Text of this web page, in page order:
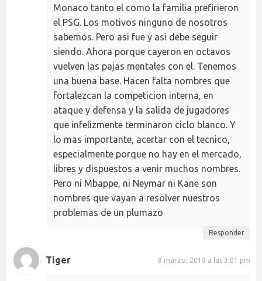
Monaco tanto el como la familia prefirieron
el PSG. Los motivos ninguno de nosotros
sabemos. Pero asi fue y asi debe seguir
siendo. Ahora porque cayeron en octavos
vuelven las pajas mentales con el. Tenemos
una buena base. Hacen falta nombres que
fortalezcan la competicion interna, en
ataque y defensa y la salida de jugadores
que infelizmente terminaron ciclo blanco. Y
lo mas importante, acertar con el tecnico,
especialmente porque no hay en el mercado,
libres y dispuestos a venir muchos nombres.
Pero ni Mbappe, ni Neymar ni Kane son
nombres que vayan a resolver nuestros
problemas de un plumazo
Responder
Tiger 8 marzo, 2019 a las 3:01 pm